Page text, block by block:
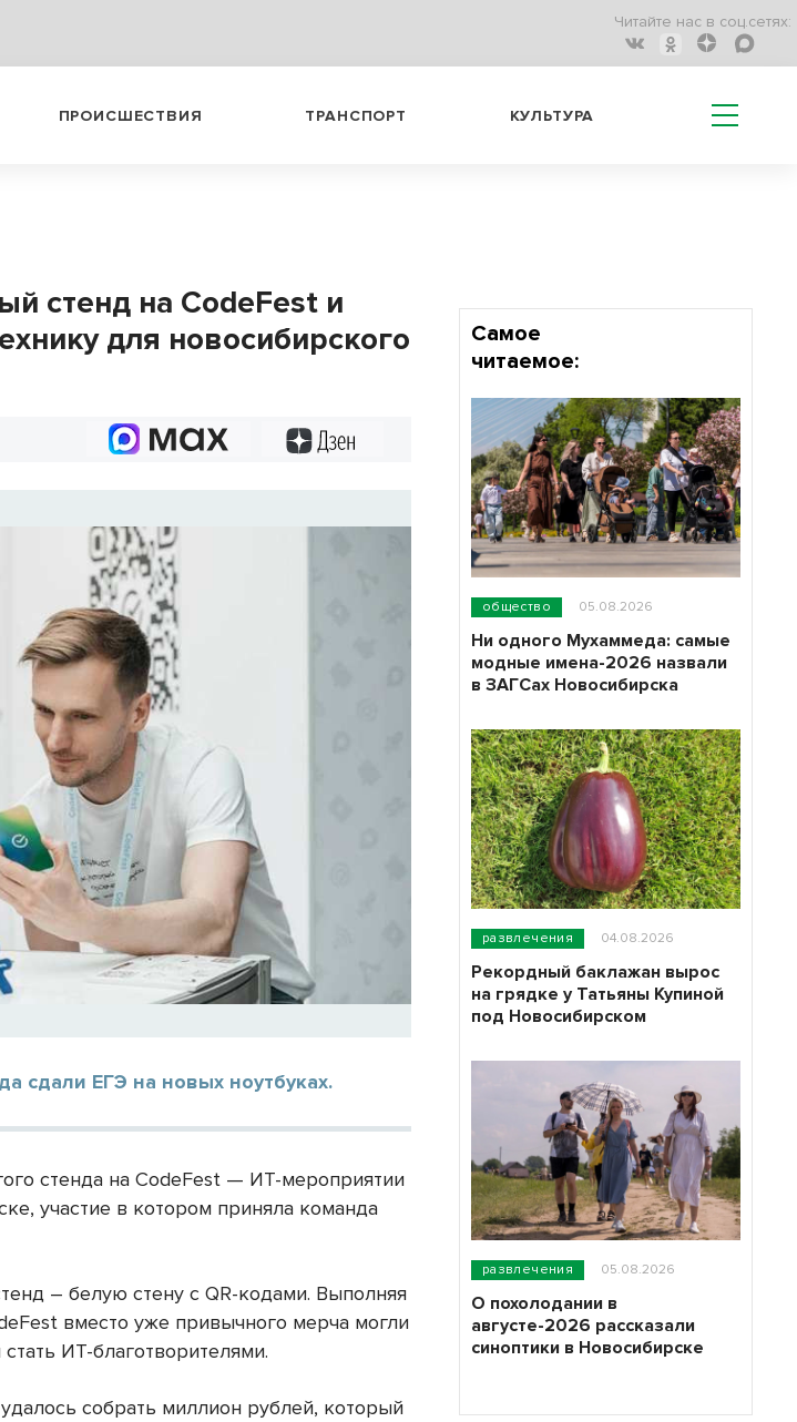
Читайте нас в соц.сетях:
ПРОИСШЕСТВИЯ ТРАНСПОРТ КУЛЬТУРА
стенд на CodeFest и
для новосибирского
сдали ЕГЭ на новых ноутбуках.
стенда на CodeFest — ИТ-мероприятии
участие в котором приняла команда
– белую стену с QR-кодами. Выполняя
вместо уже привычного мерча могли
ИТ-благотворителями.
собрать миллион рублей, который
Самое
читаемое:
общество 05.08.2026
Ни одного Мухаммеда: самые
модные имена-2026 назвали
в ЗАГСах Новосибирска
развлечения 04.08.2026
Рекордный баклажан вырос
на грядке у Татьяны Купиной
под Новосибирском
развлечения 05.08.2026
О похолодании в
августе-2026 рассказали
синоптики в Новосибирске